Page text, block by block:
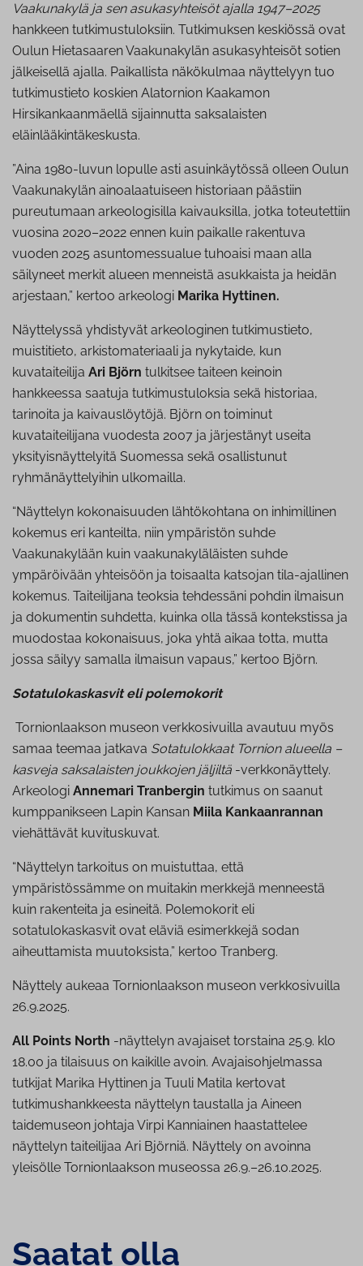
Vaakunakylä ja sen asukasyhteisöt ajalla 1947–2025
hankkeen tutkimustuloksiin. Tutkimuksen keskiössä ovat
Oulun Hietasaaren Vaakunakylän asukasyhteisöt sotien
jälkeisellä ajalla. Paikallista näkökulmaa näyttelyyn tuo
tutkimustieto koskien Alatornion Kaakamon
Hirsikankaanmäellä sijainnutta saksalaisten
eläinlääkintäkeskusta.
”Aina 1980-luvun lopulle asti asuinkäytössä olleen Oulun
Vaakunakylän ainoalaatuiseen historiaan päästiin
pureutumaan arkeologisilla kaivauksilla, jotka toteutettiin
vuosina 2020–2022 ennen kuin paikalle rakentuva
vuoden 2025 asuntomessualue tuhoaisi maan alla
säilyneet merkit alueen menneistä asukkaista ja heidän
arjestaan,” kertoo arkeologi Marika Hyttinen.
Näyttelyssä yhdistyvät arkeologinen tutkimustieto,
muistitieto, arkistomateriaali ja nykytaide, kun
kuvataiteilija Ari Björn tulkitsee taiteen keinoin
hankkeessa saatuja tutkimustuloksia sekä historiaa,
tarinoita ja kaivauslöytöjä. Björn on toiminut
kuvataiteilijana vuodesta 2007 ja järjestänyt useita
yksityisnäyttelyitä Suomessa sekä osallistunut
ryhmänäyttelyihin ulkomailla.
“Näyttelyn kokonaisuuden lähtökohtana on inhimillinen
kokemus eri kanteilta, niin ympäristön suhde
Vaakunakylään kuin vaakunakyläläisten suhde
ympäröivään yhteisöön ja toisaalta katsojan tila-ajallinen
kokemus. Taiteilijana teoksia tehdessäni pohdin ilmaisun
ja dokumentin suhdetta, kuinka olla tässä kontekstissa ja
muodostaa kokonaisuus, joka yhtä aikaa totta, mutta
jossa säilyy samalla ilmaisun vapaus,” kertoo Björn.
Sotatulokaskasvit eli polemokorit
Tornionlaakson museon verkkosivuilla avautuu myös
samaa teemaa jatkava Sotatulokkaat Tornion alueella –
kasveja saksalaisten joukkojen jäljiltä -verkkonäyttely.
Arkeologi Annemari Tranbergin tutkimus on saanut
kumppanikseen Lapin Kansan Miila Kankaanrannan
viehättävät kuvituskuvat.
“Näyttelyn tarkoitus on muistuttaa, että
ympäristössämme on muitakin merkkejä menneestä
kuin rakenteita ja esineitä. Polemokorit eli
sotatulokaskasvit ovat eläviä esimerkkejä sodan
aiheuttamista muutoksista,” kertoo Tranberg.
Näyttely aukeaa Tornionlaakson museon verkkosivuilla
26.9.2025.
All Points North -näyttelyn avajaiset torstaina 25.9. klo
18.00 ja tilaisuus on kaikille avoin. Avajaisohjelmassa
tutkijat Marika Hyttinen ja Tuuli Matila kertovat
tutkimushankkeesta näyttelyn taustalla ja Aineen
taidemuseon johtaja Virpi Kanniainen haastattelee
näyttelyn taiteilijaa Ari Björniä. Näyttely on avoinna
yleisölle Tornionlaakson museossa 26.9.–26.10.2025.
Saatat olla